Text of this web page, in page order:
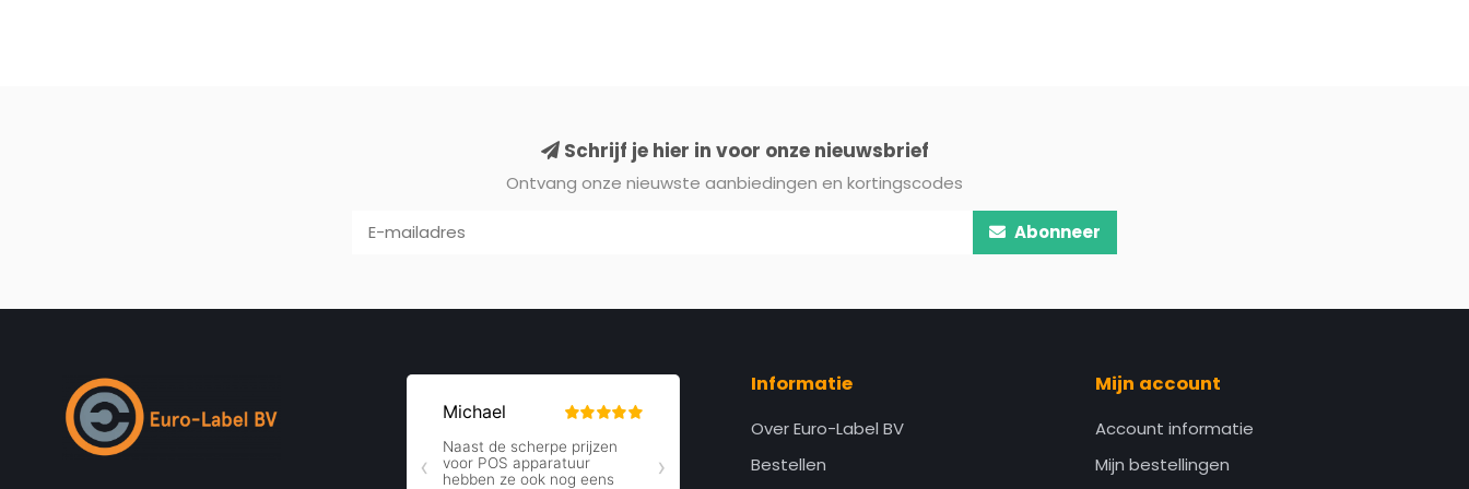
Schrijf je hier in voor onze nieuwsbrief
Ontvang onze nieuwste aanbiedingen en kortingscodes
Abonneer
Informatie
Over Euro-Label BV
Bestellen
Mijn account
Account informatie
Mijn bestellingen